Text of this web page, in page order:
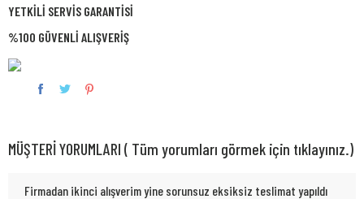
YETKİLİ SERVİS GARANTİSİ
%100 GÜVENLİ ALIŞVERİŞ
MÜŞTERİ YORUMLARI ( Tüm yorumları görmek için tıklayınız.)
Firmadan ikinci alışverim yine sorunsuz eksiksiz teslimat yapıldı